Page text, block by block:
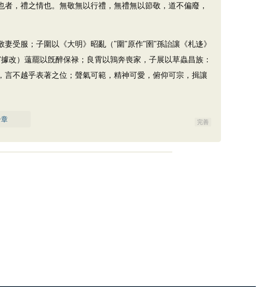
，禮之情也。無敬無以行禮，無禮無以節敬，道不偏廢，
受服；子圍以《大明》昭亂（"圍"原作"圉"孫詒讓《札迻》
改）薳罷以旣醉保禄；良霄以鶉奔喪家，子展以草蟲昌族：
不越乎表著之位；聲氣可範，精神可愛，俯仰可宗，揖讓
完善